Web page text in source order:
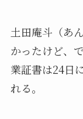
土田庵斗（あ
かったけど、
業証書は24日
れる。